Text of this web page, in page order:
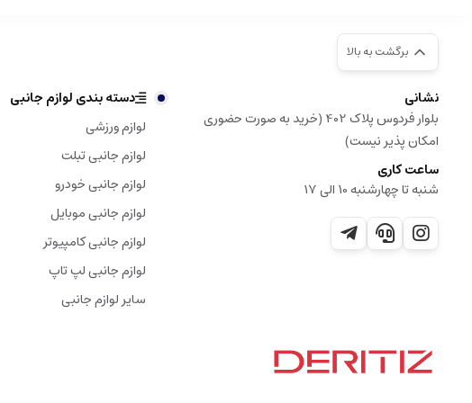
برگشت به بالا
نشانی
بلوار فردوس پلاک 402 (خرید به صورت حضوری
امکان پذیر نیست)
ساعت کاری
شنبه تا چهارشنبه 10 الی 17
دسته بندی لوازم جانبی
لوازم ورزشی
لوازم جانبی تبلت
لوازم جانبی خودرو
لوازم جانبی موبایل
لوازم جانبی کامپیوتر
لوازم جانبی لپ تاپ
سایر لوازم جانبی